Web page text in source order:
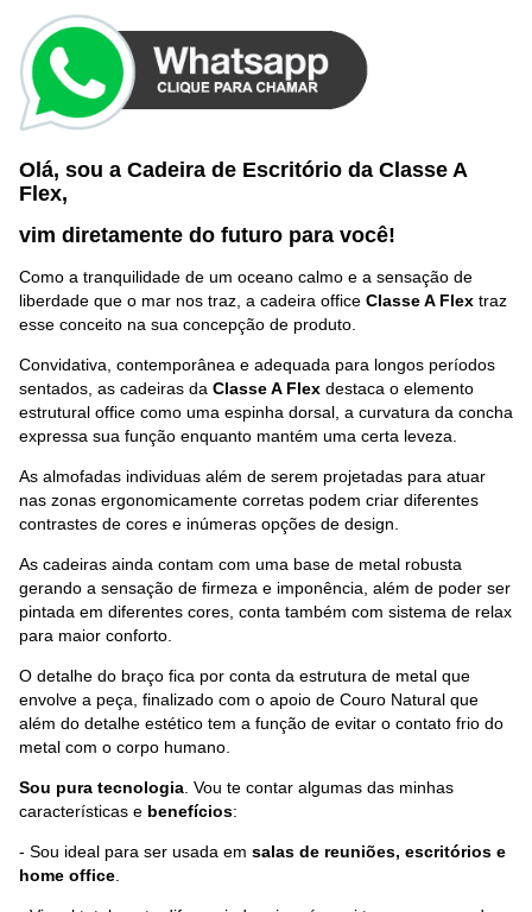
Olá, sou a Cadeira de Escritório da Classe A
Flex,
vim diretamente do futuro para você!
Como a tranquilidade de um oceano calmo e a sensação de
liberdade que o mar nos traz, a cadeira office Classe A Flex traz
esse conceito na sua concepção de produto.
Convidativa, contemporânea e adequada para longos períodos
sentados, as cadeiras da Classe A Flex destaca o elemento
estrutural office como uma espinha dorsal, a curvatura da concha
expressa sua função enquanto mantém uma certa leveza.
As almofadas individuas além de serem projetadas para atuar
nas zonas ergonomicamente corretas podem criar diferentes
contrastes de cores e inúmeras opções de design.
As cadeiras ainda contam com uma base de metal robusta
gerando a sensação de firmeza e imponência, além de poder ser
pintada em diferentes cores, conta também com sistema de relax
para maior conforto.
O detalhe do braço fica por conta da estrutura de metal que
envolve a peça, finalizado com o apoio de Couro Natural que
além do detalhe estético tem a função de evitar o contato frio do
metal com o corpo humano.
Sou pura tecnologia . Vou te contar algumas das minhas
características e benefícios:
- Sou ideal para ser usada em salas de reuniões, escritórios e
home office